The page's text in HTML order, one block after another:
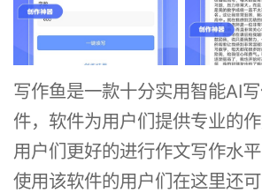
写作鱼是一款十分实用智能AI
件，软件为用户们提供专业的
用户们更好的进行作文写作水
使用该软件的用户们在这里还